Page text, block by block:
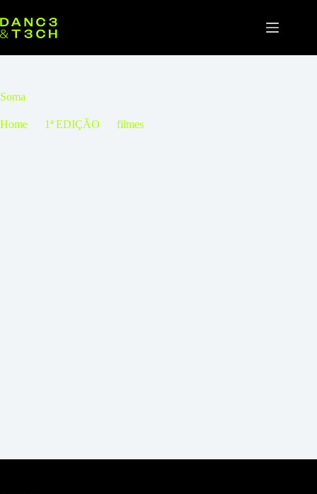
para
o
Soma
Home 1ª EDIÇÃO filmes